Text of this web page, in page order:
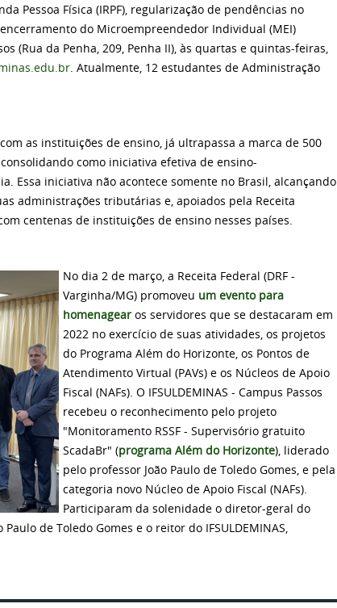
Pessoa Física (IRPF), regularização de pendências no
do Microempreendedor Individual (MEI)
(Rua da Penha, 209, Penha II), às quartas e quintas-feiras,
. Atualmente, 12 estudantes de Administração
as instituições de ensino, já ultrapassa a marca de 500
como iniciativa efetiva de ensino-
Essa iniciativa não acontece somente no Brasil, alcançando
administrações tributárias e, apoiados pela Receita
centenas de instituições de ensino nesses países.
No dia 2 de março, a Receita Federal (DRF -
Varginha/MG) promoveu um evento para
homenagear os servidores que se destacaram em
2022 no exercício de suas atividades, os projetos
do Programa Além do Horizonte, os Pontos de
Atendimento Virtual (PAVs) e os Núcleos de Apoio
Fiscal (NAFs). O IFSULDEMINAS - Campus Passos
recebeu o reconhecimento pelo projeto
"Monitoramento RSSF - Supervisório gratuito
ScadaBr" (programa Além do Horizonte), liderado
pelo professor João Paulo de Toledo Gomes, e pela
categoria novo Núcleo de Apoio Fiscal (NAFs).
Participaram da solenidade o diretor-geral do
de Toledo Gomes e o reitor do IFSULDEMINAS,